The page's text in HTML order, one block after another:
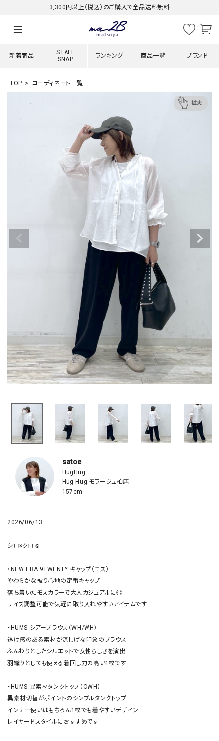
3,300円以上（税込）のご購入で全品送料無料
新着商品
STAFF
SNAP
ランキング 商品一覧 ブランド
TOP コーディネート一覧
satoe
HugHug
Hug Hug モラージュ柏店
157cm
2026/06/13
シロ×クロ☺︎
・NEW ERA 9TWENTY キャップ（モス）
やわらかな被り心地の定番キャップ
落ち着いたモスカラーで大人カジュアルに◎
サイズ調整可能で気軽に取り入れやすいアイテムです
・HUMS シアーブラウス（WH/WH）
透け感のある素材が涼しげな印象のブラウス
ふんわりとしたシルエットで女性らしさを演出
羽織りとしても使える着回し力の高い1枚です
・HUMS 異素材タンクトップ（OWH）
異素材切替がポイントのシンプルタンクトップ
インナー使いはもちろん1枚でも着やすいデザイン
レイヤードスタイルにおすすめです